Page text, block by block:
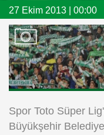
Twitter
Instagram
Android
27 Ekim 2013 | 00:00
Spor Toto Süper
Büyükşehir Belediye